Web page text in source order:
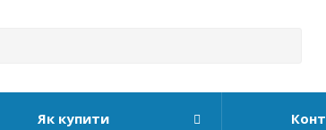
Як купити